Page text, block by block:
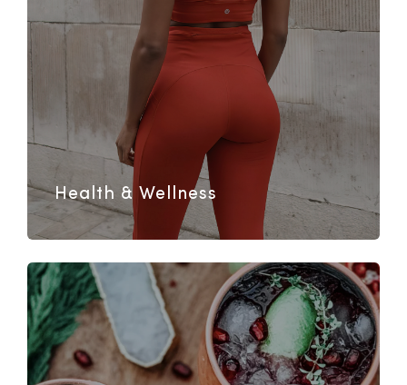
Health & Wellness